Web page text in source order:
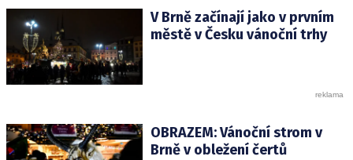
V Brně začínají jako v prvním
městě v Česku vánoční trhy
OBRAZEM: Vánoční strom v
Brně v obležení čertů